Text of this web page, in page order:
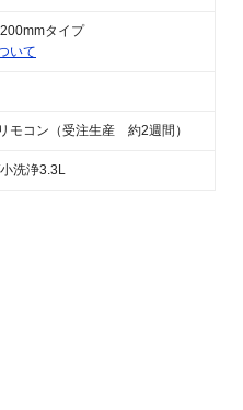
タイプ
いて
モコン（受注生産 約2週間）
洗浄3.3L